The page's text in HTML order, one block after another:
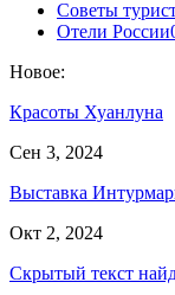
Советы
Отели России
Новое:
Красоты Хуанлуна
Сен 3, 2024
Выставка
Окт 2, 2024
Скрытый текст